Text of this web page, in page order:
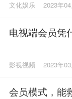
文化娱乐 2023年
电视端会员凭
影视视频 2023年
会员模式，能